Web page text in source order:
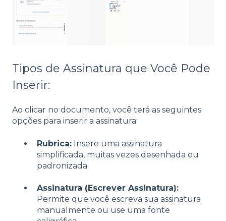
Tipos de Assinatura que Você Pode
Inserir:
Ao clicar no documento, você terá as seguintes
opções para inserir a assinatura:
Rubrica: Insere uma assinatura
simplificada, muitas vezes desenhada ou
padronizada.
Assinatura (Escrever Assinatura):
Permite que você escreva sua assinatura
manualmente ou use uma fonte